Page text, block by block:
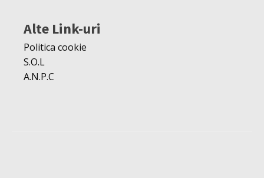
Alte Link-uri
Politica cookie
S.O.L
A.N.P.C